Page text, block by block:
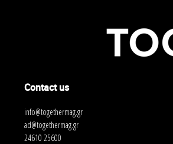
Contact us
info@togethermag.gr
ad@togethermag.gr
24610 25600